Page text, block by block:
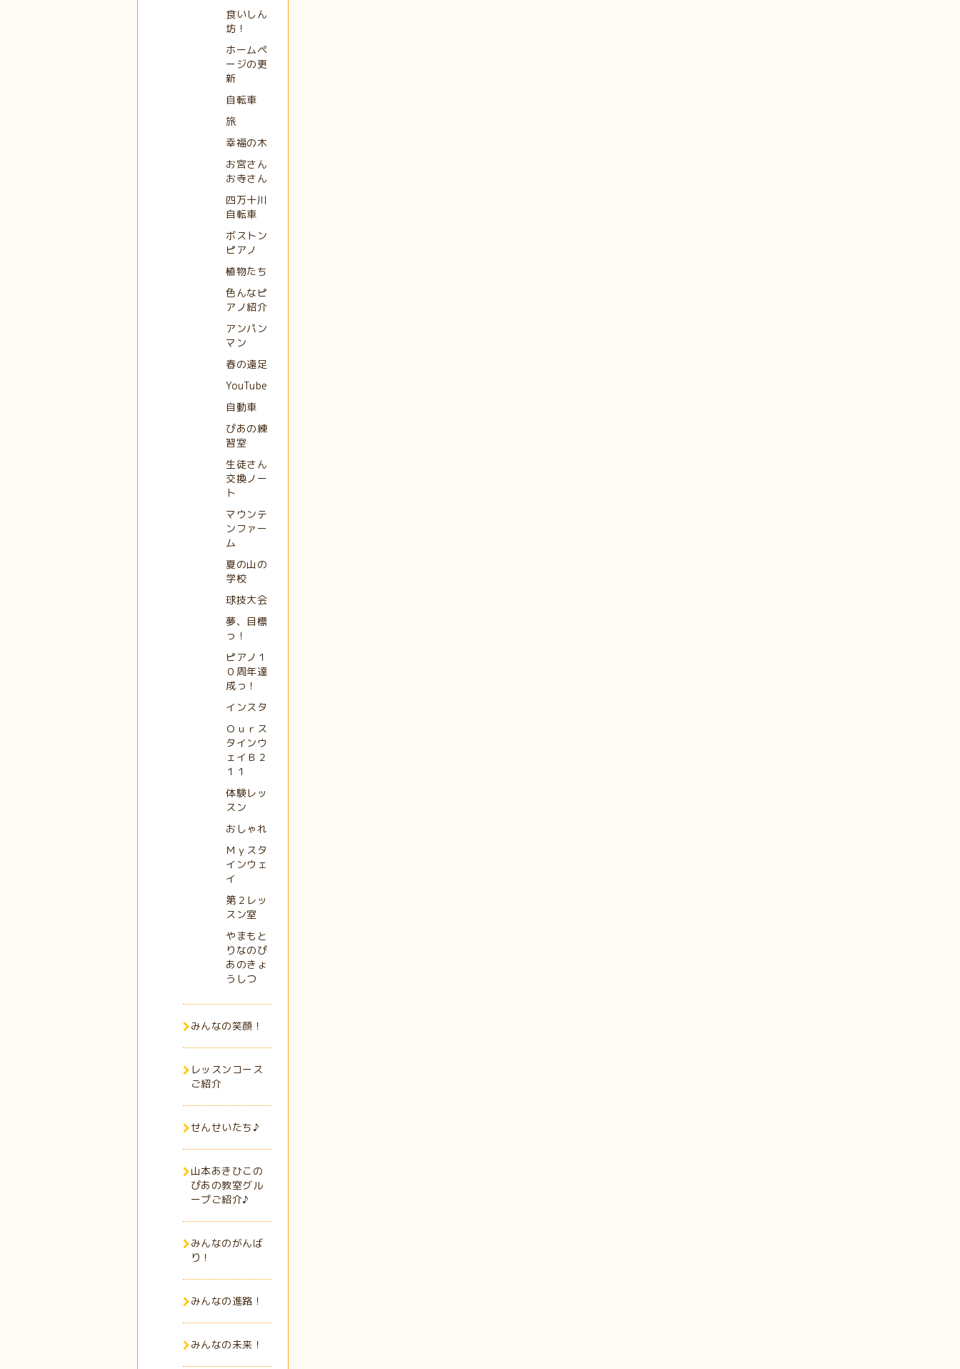
食いしん
坊！
ホームペ
ージの更
新
自転車
旅
幸福の木
お宮さん
お寺さん
四万十川
自転車
ボストン
ピアノ
植物たち
色んなピ
アノ紹介
アンパン
マン
春の遠足
YouTube
自動車
ぴあの練
習室
生徒さん
交換ノー
ト
マウンテ
ンファー
ム
夏の山の
学校
球技大会
夢、目標
っ！
ピアノ１
０周年達
成っ！
インスタ
Ｏｕｒス
タインウ
ェイＢ２
１１
体験レッ
スン
おしゃれ
Ｍｙスタ
インウェ
イ
第２レッ
スン室
やまもと
りなのぴ
あのきょ
うしつ
みんなの笑顔！
レッスンコース
ご紹介
せんせいたち♪
山本あきひこの
ぴあの教室グル
ープご紹介♪
みんなのがんば
り！
みんなの進路！
みんなの未来！